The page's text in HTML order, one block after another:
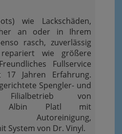
wie Lackschäden,
an oder in Ihrem
rasch, zuverlässig
wie größere
Fullservice
Jahren Erfahrung.
Spengler- und
Filialbetrieb von
Albin Platl mit
Autoreinigung,
System von Dr. Vinyl.